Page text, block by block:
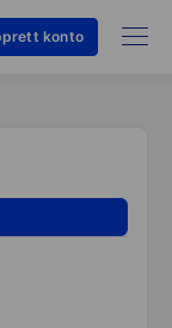
konto